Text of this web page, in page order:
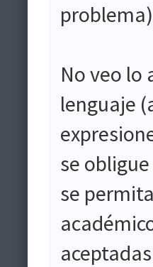
No veo lo
lenguaje
se
se